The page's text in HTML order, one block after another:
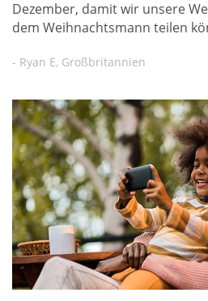
Dezember, damit wir unsere
dem Weihnachtsmann teilen
- Ryan E, Großbritannien